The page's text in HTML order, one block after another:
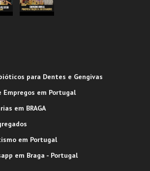
para Dentes e Gengivas
em Portugal
em BRAGA
em Portugal
em Braga - Portugal